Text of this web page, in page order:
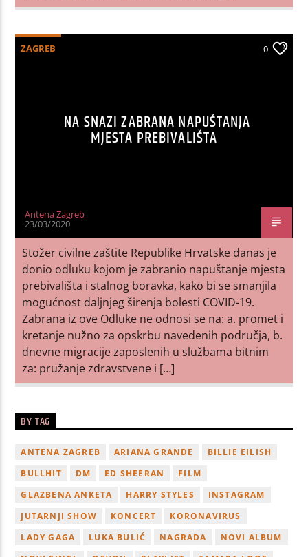
ZAGREB 0
NA SNAZI ZABRANA NAPUŠTANJA
MJESTA PREBIVALIŠTA
Antena Zagreb
23/03/2020
Stožer civilne zaštite Republike Hrvatske danas je
donio odluku kojom je zabranio napuštanje mjesta
prebivališta i stalnog boravka, kako bi se smanjila
mogućnost daljnjeg širenja bolesti COVID-19.
Zabrana iz ove Odluke ne odnosi se na: a. promet i
kretanje nužno za opskrbu navedenih područja, b.
dnevne migracije zaposlenih u službama bitnim
za: pružanje zdravstvene i […]
BY TAG
ANTENA ZAGREB ARIANA GRANDE
BILLIE EILISH
BULLHIT
DM ED SHEERAN
FILM
GLAZBENA ANKETA
HARRY STYLES
INSTAGRAM
JUTARNJI SHOW
KONCERT
KORONAVIRUS
LADY GAGA
LUKA BULIĆ NAGRADA
NOVI ALBUM